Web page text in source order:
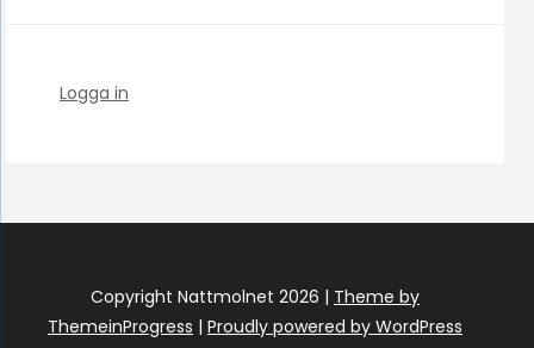
Logga in
Copyright Nattmolnet 2026 | Theme by
ThemeinProgress | Proudly powered by WordPress